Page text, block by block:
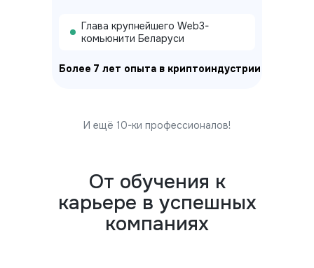
Глава крупнейшего Web3-
комьюнити Беларуси
Более 7 лет опыта в криптоиндустрии
И ещё 10-ки профессионалов!
От обучения к
карьере в успешных
компаниях